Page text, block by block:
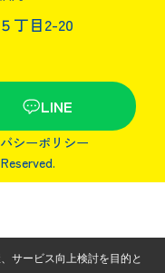
丁目2-20
LINE
シーポリシー
サービス向上検討を目的と